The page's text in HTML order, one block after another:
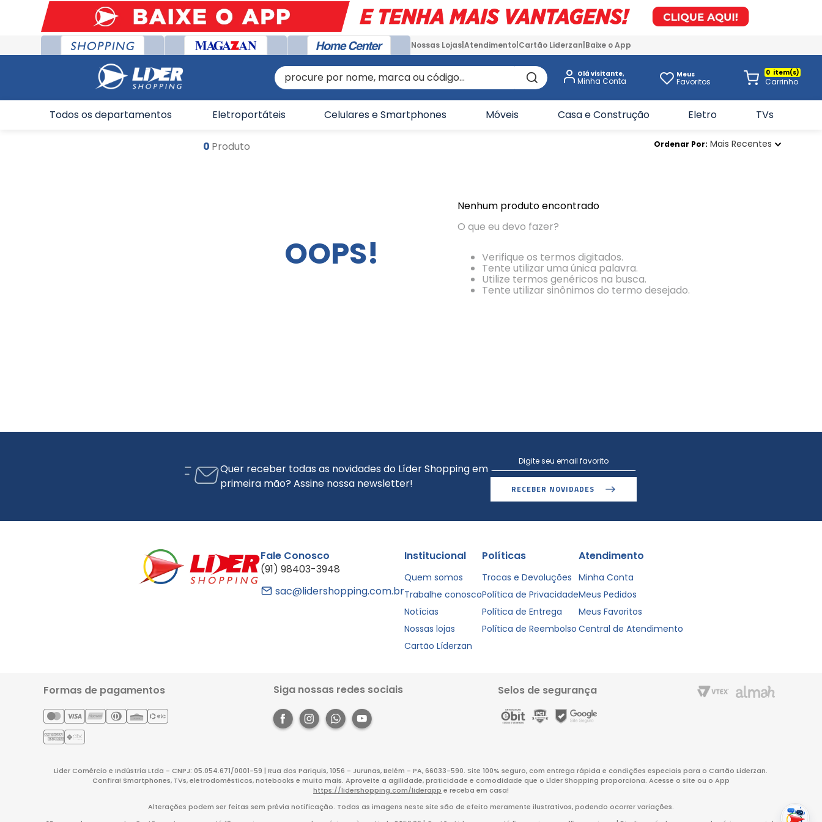
Nossas Lojas Atendimento Cartão Liderzan Baixe o App
procure por nome, marca ou código... Olá visitante, Meus
Favoritos
0
Todos os departamentos Eletroportáteis Celulares e Smartphones Móveis Casa e Construção Eletro TVs
0 Produto Ordenar Por Mais Recentes
OOPS!
Nenhum produto encontrado
O que eu devo fazer?
Verifique os termos digitados.
Tente utilizar uma única palavra.
Utilize termos genéricos na busca.
Tente utilizar sinônimos do termo desejado.
Quer receber todas as novidades do Líder Shopping em
primeira mão? Assine nossa newsletter!
RECEBER NOVIDADES
Fale Conosco
(91) 98403-3948
sac@lidershopping.com.br
Institucional
Quem somos
Trabalhe conosco
Notícias
Nossas lojas
Cartão Líderzan
Políticas
Trocas e Devoluções
Política de Privacidade
Política de Entrega
Política de Reembolso
Atendimento
Minha Conta
Meus Pedidos
Meus Favoritos
Central de Atendimento
Formas de pagamentos Siga nossas redes sociais Selos de segurança
Lider Comércio e Indústria Ltda - CNPJ: 05.054.671/0001-59 | Rua dos Pariquis, 1056 - Jurunas, Belém - PA, 66033-590. Site 100% seguro, com entrega rápida e condições especiais para o Cartão Liderzan.
Confira! Smartphones, TVs, eletrodomésticos, notebooks e muito mais. Aproveite a agilidade, praticidade e comodidade que o Líder Shopping proporciona. Acesse o site ou o App
https://lidershopping.com/liderapp e receba em casa!
Alterações podem ser feitas sem prévia notificação. Todas as imagens neste site são de efeito meramente ilustrativos, podendo ocorrer variações.